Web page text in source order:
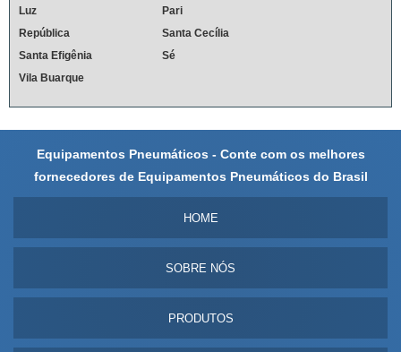
Luz
Pari
República
Santa Cecília
Santa Efigênia
Sé
Vila Buarque
Equipamentos Pneumáticos - Conte com os melhores
fornecedores de Equipamentos Pneumáticos do Brasil
HOME
SOBRE NÓS
PRODUTOS